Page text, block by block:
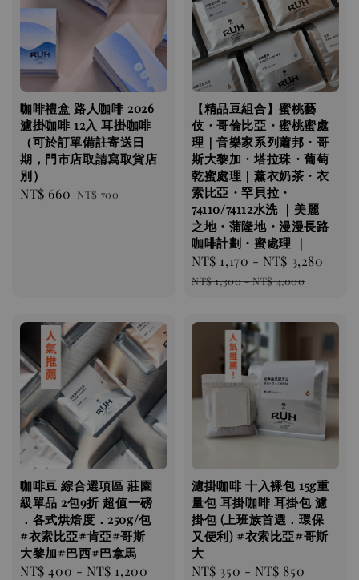
咖啡禮盒 路人咖啡 2026
濾掛咖啡 12入 耳掛咖啡
（可於訂單備註寄送日
期，門市店取請寫取貨店
別）
Sale
NT$ 660 Regular
NT$ 700
【精品豆組合】蜜桃藝
伎・哥倫比亞・蜜桃蜜處
理｜音樂家系列蕭邦・哥
斯大黎加・塔拉珠・葡萄
乾蜜處理｜薰衣奶茶・衣
索比亞・罕貝拉・
74110/74112水洗 ｜美麗
之地・蒲隆地・漫漫長路
咖啡計劃・蜜處理 ｜
Sale
price
NT$ 1,170 - NT$ 3,280
NT$ 1,300-NT$ 4,000
咖啡豆 綜合選項區 莊園
級單品 2包9折 超值一磅
．各式烘焙度．250g/包
#衣索比亞#肯亞#哥斯
大黎加#巴西#巴拿馬
Regular
NT$ 400 - NT$ 1,200
濾掛咖啡 十入裸包 15g重
量包 耳掛咖啡 耳掛包 濾
掛包 (上班族首選．環保
又便利) #衣索比亞#哥斯
大
Regular
NT$ 350 - NT$ 850